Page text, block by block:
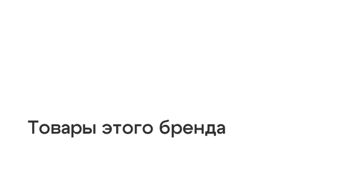
Товары этого бренда